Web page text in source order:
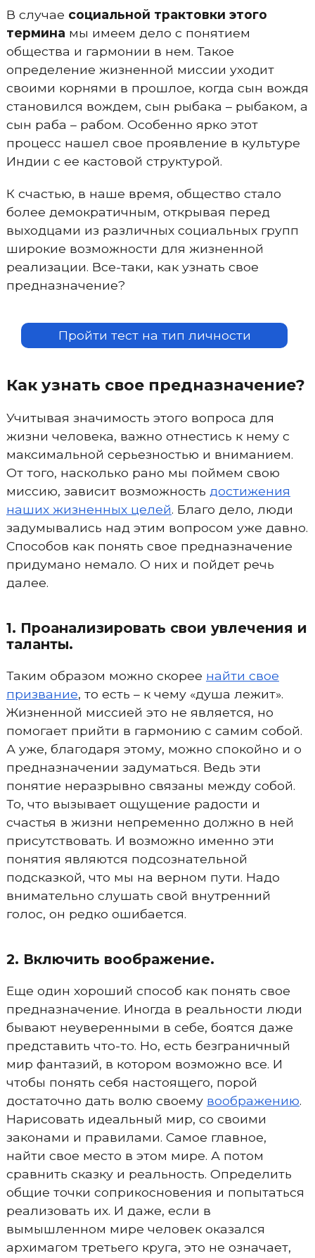
В случае социальной трактовки этого
термина мы имеем дело с понятием
общества и гармонии в нем. Такое
определение жизненной миссии уходит
своими корнями в прошлое, когда сын вождя
становился вождем, сын рыбака – рыбаком, а
сын раба – рабом. Особенно ярко этот
процесс нашел свое проявление в культуре
Индии с ее кастовой структурой.
К счастью, в наше время, общество стало
более демократичным, открывая перед
выходцами из различных социальных групп
широкие возможности для жизненной
реализации. Все-таки, как узнать свое
предназначение?
Пройти тест на тип личности
Как узнать свое предназначение?
Учитывая значимость этого вопроса для
жизни человека, важно отнестись к нему с
максимальной серьезностью и вниманием.
От того, насколько рано мы поймем свою
миссию, зависит возможность достижения
наших жизненных целей. Благо дело, люди
задумывались над этим вопросом уже давно.
Способов как понять свое предназначение
придумано немало. О них и пойдет речь
далее.
1. Проанализировать свои увлечения и
таланты.
Таким образом можно скорее найти свое
призвание, то есть – к чему «душа лежит».
Жизненной миссией это не является, но
помогает прийти в гармонию с самим собой.
А уже, благодаря этому, можно спокойно и о
предназначении задуматься. Ведь эти
понятие неразрывно связаны между собой.
То, что вызывает ощущение радости и
счастья в жизни непременно должно в ней
присутствовать. И возможно именно эти
понятия являются подсознательной
подсказкой, что мы на верном пути. Надо
внимательно слушать свой внутренний
голос, он редко ошибается.
2. Включить воображение.
Еще один хороший способ как понять свое
предназначение. Иногда в реальности люди
бывают неуверенными в себе, боятся даже
представить что-то. Но, есть безграничный
мир фантазий, в котором возможно все. И
чтобы понять себя настоящего, порой
достаточно дать волю своему воображению.
Нарисовать идеальный мир, со своими
законами и правилами. Самое главное,
найти свое место в этом мире. А потом
сравнить сказку и реальность. Определить
общие точки соприкосновения и попытаться
реализовать их. И даже, если в
вымышленном мире человек оказался
архимагом третьего круга, это не означает,